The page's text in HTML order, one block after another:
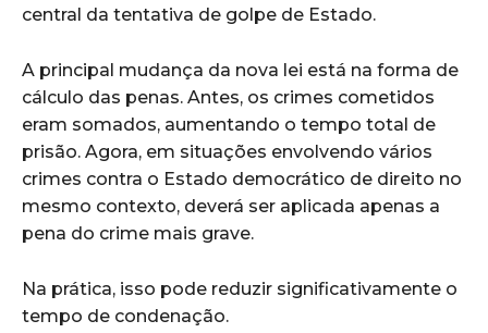
central da tentativa de golpe de Estado.
A principal mudança da nova lei está na forma de
cálculo das penas. Antes, os crimes cometidos
eram somados, aumentando o tempo total de
prisão. Agora, em situações envolvendo vários
crimes contra o Estado democrático de direito no
mesmo contexto, deverá ser aplicada apenas a
pena do crime mais grave.
Na prática, isso pode reduzir significativamente o
tempo de condenação.